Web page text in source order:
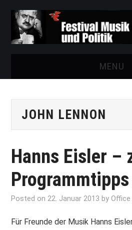
MENU
FESTIVAL
AUSSTELLUNGEN
ARCHIV
JOHN LENNON
Hanns Eisler –
Programmtipps
Posted on22. Januar 2013 byOffice
Für Freunde der Musik Hanns